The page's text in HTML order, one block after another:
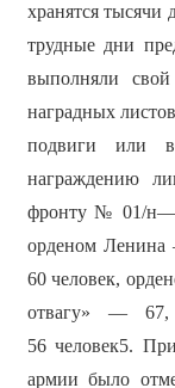
хранятся
трудные дни
выполняли
наградных
подвиги или
награждению
фронту № 01/
орденом
60 человек,
отвагу» —
56 человек5.
армии было